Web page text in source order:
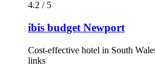
4.2 / 5
ibis budget Newport
Cost-effective hotel in South
links